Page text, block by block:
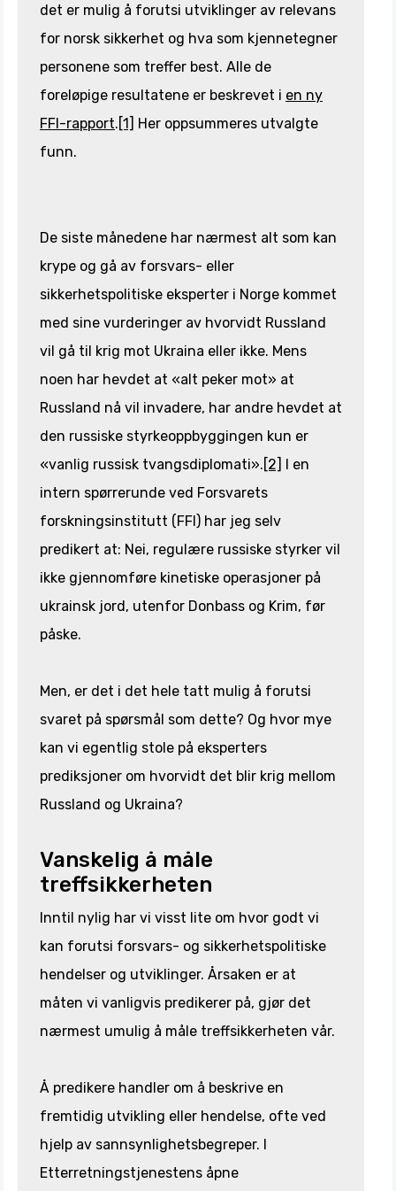
det er mulig å forutsi utviklinger av relevans
for norsk sikkerhet og hva som kjennetegner
personene som treffer best. Alle de
foreløpige resultatene er beskrevet i en ny
FFI-rapport.[1] Her oppsummeres utvalgte
funn.
De siste månedene har nærmest alt som kan
krype og gå av forsvars- eller
sikkerhetspolitiske eksperter i Norge kommet
med sine vurderinger av hvorvidt Russland
vil gå til krig mot Ukraina eller ikke. Mens
noen har hevdet at «alt peker mot» at
Russland nå vil invadere, har andre hevdet at
den russiske styrkeoppbyggingen kun er
«vanlig russisk tvangsdiplomati».[2] I en
intern spørrerunde ved Forsvarets
forskningsinstitutt (FFI) har jeg selv
predikert at: Nei, regulære russiske styrker vil
ikke gjennomføre kinetiske operasjoner på
ukrainsk jord, utenfor Donbass og Krim, før
påske.
Men, er det i det hele tatt mulig å forutsi
svaret på spørsmål som dette? Og hvor mye
kan vi egentlig stole på eksperters
prediksjoner om hvorvidt det blir krig mellom
Russland og Ukraina?
Vanskelig å måle
treffsikkerheten
Inntil nylig har vi visst lite om hvor godt vi
kan forutsi forsvars- og sikkerhetspolitiske
hendelser og utviklinger. Årsaken er at
måten vi vanligvis predikerer på, gjør det
nærmest umulig å måle treffsikkerheten vår.
Å predikere handler om å beskrive en
fremtidig utvikling eller hendelse, ofte ved
hjelp av sannsynlighetsbegreper. I
Etterretningstjenestens åpne